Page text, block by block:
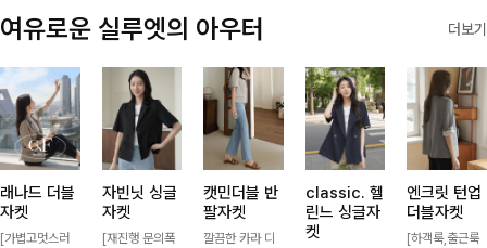
여유로운 실루엣의 아우터 더보기
래나드 더블
자켓
[가볍고멋스러
자빈닛 싱글
자켓
[재진행 문의폭
캣민더블 반
팔자켓
깔끔한 카라 디
classic. 헬
린느 싱글자
켓
엔크릿 턴업
더블자켓
[하객룩,출근룩